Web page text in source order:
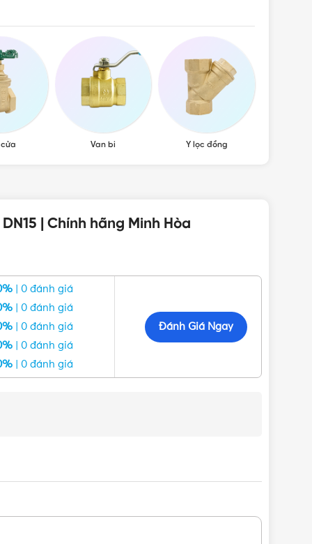
Nanoco, MPE, Schneider, Sino Vanlock,
Van bi Y lọc đồng
| Chính hãng Minh Hòa
| 0 đánh giá
| 0 đánh giá
| 0 đánh giá
| 0 đánh giá
| 0 đánh giá
Đánh Giá Ngay